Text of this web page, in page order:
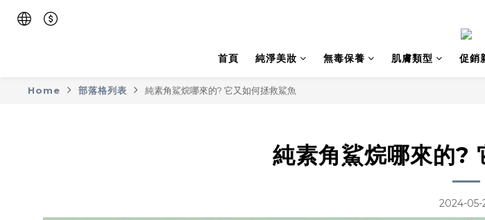
首頁 純淨美妝 無毒保養 肌膚類型 促銷
Home 部落格列表 純素角鯊烷哪來的? 它又如何拯救鯊魚
純素角鯊烷哪來的?
2024-05-